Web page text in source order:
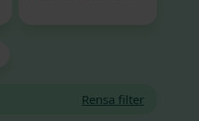
Rensa filter